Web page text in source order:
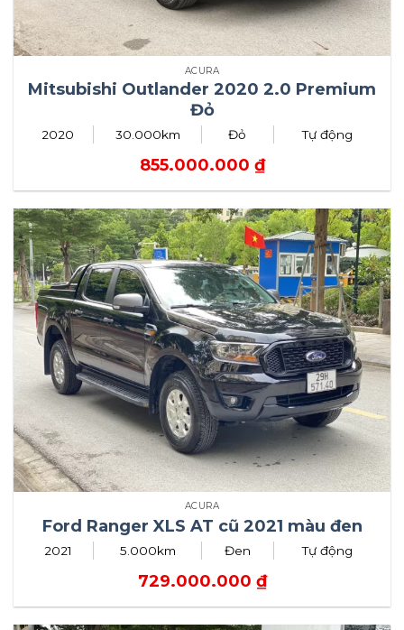
ACURA
Mitsubishi Outlander 2020 2.0 Premium
Đỏ
2020 30.000km Đỏ Tự động
855.000.000 ₫
ACURA
Ford Ranger XLS AT cũ 2021 màu đen
2021 5.000km Đen Tự động
729.000.000 ₫